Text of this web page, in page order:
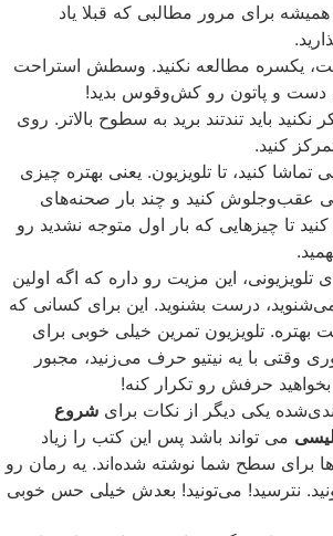
برای مرور مطالبی که قبلا یاد
یکسره مطالعه نکنید. وسطش استراحت
دست و پاتون رو کش‌وقوس بدید!
نکنید باید تندتند برید به سطوح بالاتر. روی
کنید.
تماشا کنید، تا تلویزیون. یعنی بهتره چیزی
هی عقب‌وجلوش کنید و چند بار صحنه‌های
تا چیزهایی که بار اول متوجه نشدید رو
تلویزیونی، این مزیت رو داره که اگه اولین
درست بشنوید. این برای کسانی که
تلویزیون تمرین خیلی خوبی برای
وقتی با یه نیتیو حرف می‌زنید، مجبور
حرفش رو تکرار کنه!
یکی دیگر از نکات برای شروع
می تواند باشد پس این کتب را زیاد
برای سطح شما نوشته شده‌اند. یه رمان رو
نترسید! می‌تونید! بعدش خیلی حس خوبی